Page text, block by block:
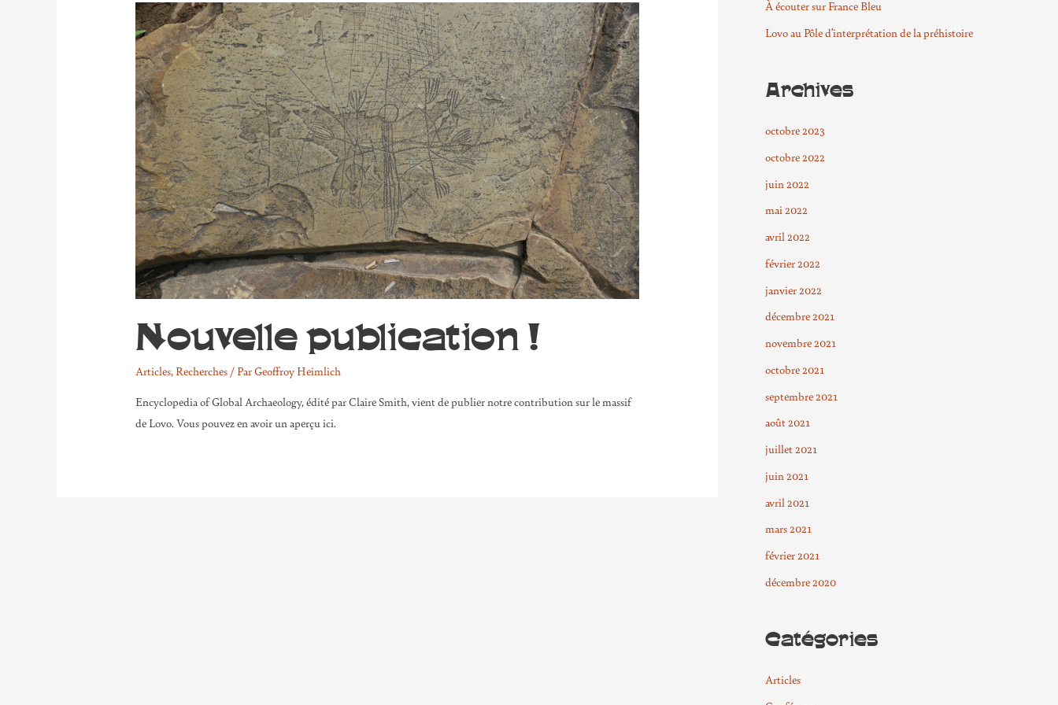
Nouvelle publication !
Articles, Recherches / ParGeoffroy Heimlich
Encyclopedia of Global Archaeology, édité par Claire Smith, vient de publier notre contribution sur le massif
de Lovo. Vous pouvez en avoir un aperçu ici.
À écouter sur France Bleu
Lovo au Pôle d’interprétation de la préhistoire
Archives
octobre 2023
octobre 2022
juin 2022
mai 2022
avril 2022
février 2022
janvier 2022
décembre 2021
novembre 2021
octobre 2021
septembre 2021
août 2021
juillet 2021
juin 2021
avril 2021
mars 2021
février 2021
décembre 2020
Catégories
Articles